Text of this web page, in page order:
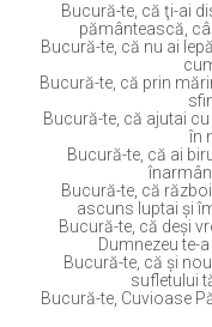
Bucură-te, că ţi-ai
pământească,
Bucură-te, că nu ai
Bucură-te, că prin
Bucură-te, că ajutai
în
Bucură-te, că ai
Bucură-te, că
ascuns luptai şi
Bucură-te, că deşi
Dumnezeu te-
Bucură-te, că şi
sufletului
Bucură-te, Cuvioase